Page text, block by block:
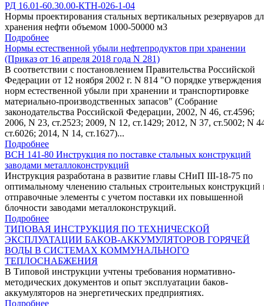
РД 16.01-60.30.00-КТН-026-1-04
Нормы проектирования стальных вертикальных резервуаров
хранения нефти объемом 1000-50000 м3
Подробнее
Нормы естественной убыли нефтепродуктов при хранении
(Приказ от 16 апреля 2018 года N 281)
В соответствии с постановлением Правительства Российской
Федерации от 12 ноября 2002 г. N 814 "О порядке утверждения
норм естественной убыли при хранении и транспортировке
материально-производственных запасов" (Собрание
законодательства Российской Федерации, 2002, N 46, ст.4596;
2006, N 23, ст.2523; 2009, N 12, ст.1429; 2012, N 37, ст.5002; N
ст.6026; 2014, N 14, ст.1627)...
Подробнее
ВСН 141-80 Инструкция по поставке стальных конструкций
заводами металлоконструкций
Инструкция разработана в развитие главы СНиП III-18-75 по
оптимальному членению стальных строительных конструкций
отправочные элементы с учетом поставки их повышенной
блочности заводами металлоконструкций.
Подробнее
ТИПОВАЯ ИНСТРУКЦИЯ ПО ТЕХНИЧЕСКОЙ
ЭКСПЛУАТАЦИИ БАКОВ-АККУМУЛЯТОРОВ ГОРЯЧЕЙ
ВОДЫ В СИСТЕМАХ КОММУНАЛЬНОГО
ТЕПЛОСНАБЖЕНИЯ
В Типовой инструкции учтены требования нормативно-
методических документов и опыт эксплуатации баков-
аккумуляторов на энергетических предприятиях.
Подробнее